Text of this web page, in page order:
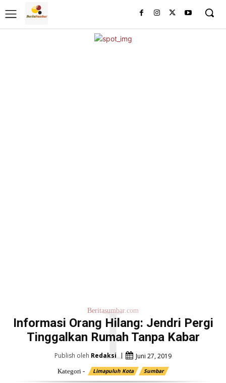
Beritasumbar.com
Informasi Orang Hilang: Jendri Pergi
Tinggalkan Rumah Tanpa Kabar
I
Publish oleh Redaksi Juni 27, 2019
Kategori - Limapuluh Kota Sumbar